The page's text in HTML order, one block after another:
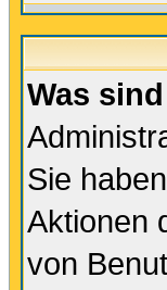
Was
Sie
Aktionen
von